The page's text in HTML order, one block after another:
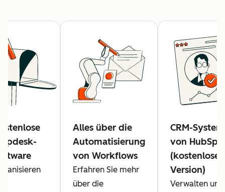
Alles über die
Automatisierung
von Workflows
Erfahren Sie mehr
über die
CRM-System
von
(kostenlose
Version)
Verwalten und